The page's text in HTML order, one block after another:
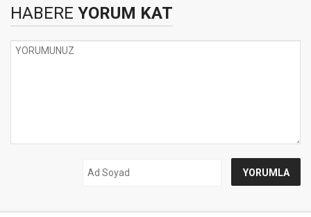
HABERE YORUM KAT